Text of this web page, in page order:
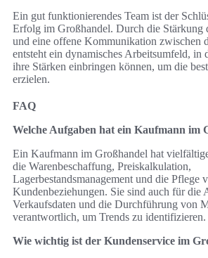
Ein gut funktionierendes Team ist der
Erfolg im Großhandel. Durch die Stärkung
und eine offene Kommunikation zwischen
entsteht ein dynamisches Arbeitsumfeld, in
ihre Stärken einbringen können, um die
erzielen.
FAQ
Welche Aufgaben hat ein Kaufmann im
Ein Kaufmann im Großhandel hat
die Warenbeschaffung, Preiskalkulation,
Lagerbestandsmanagement und die Pflege
Kundenbeziehungen. Sie sind auch für die
Verkaufsdaten und die Durchführung von
verantwortlich, um Trends zu identifizieren.
Wie wichtig ist der Kundenservice im